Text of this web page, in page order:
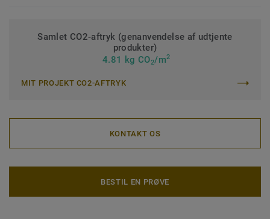
Samlet CO2-aftryk (genanvendelse af udtjente
produkter)
4.81 kg CO2/m2
MIT PROJEKT CO2-AFTRYK
KONTAKT OS
BESTIL EN PRØVE